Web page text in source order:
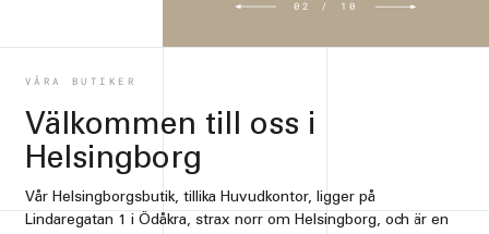
VÅRA BUTIKER
Välkommen till oss i
Helsingborg
Vår Helsingborgsbutik, tillika Huvudkontor, ligger på
Lindaregatan 1 i Ödåkra, strax norr om Helsingborg, och är en
02 / 10